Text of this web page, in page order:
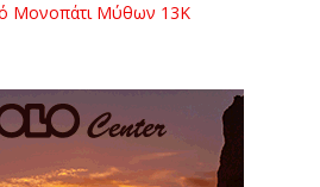
Μονοπάτι Μύθων 13Κ